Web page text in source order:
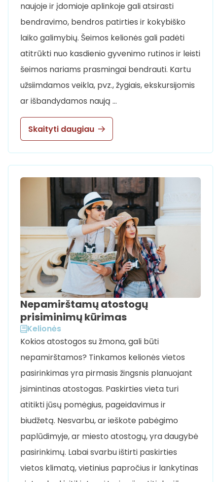
naujoje ir įdomioje aplinkoje gali atsirasti
bendravimo, bendros patirties ir kokybiško
laiko galimybių. Šeimos kelionės gali padėti
atitrūkti nuo kasdienio gyvenimo rutinos ir leisti
šeimos nariams prasmingai bendrauti. Kartu
užsiimdamos veikla, pvz., žygiais, ekskursijomis
ar išbandydamos naują …
Skaityti daugiau
Nepamirštamų atostogų
prisiminimų kūrimas
Kelionės
Kokios atostogos su žmona, gali būti
nepamirštamos? Tinkamos kelionės vietos
pasirinkimas yra pirmasis žingsnis planuojant
įsimintinas atostogas. Paskirties vieta turi
atitikti jūsų pomėgius, pageidavimus ir
biudžetą. Nesvarbu, ar ieškote pabėgimo
paplūdimyje, ar miesto atostogų, yra daugybė
pasirinkimų. Labai svarbu ištirti paskirties
vietos klimatą, vietinius papročius ir lankytinas